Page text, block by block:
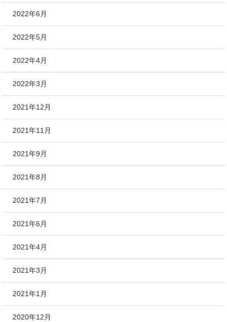
2022年6月
2022年5月
2022年4月
2022年3月
2021年12月
2021年11月
2021年9月
2021年8月
2021年7月
2021年6月
2021年4月
2021年3月
2021年1月
2020年12月